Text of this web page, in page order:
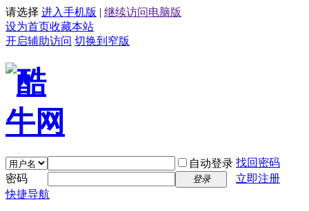
请选择 进入手机版 | 继续访问电脑版
设为首页收藏本站
开启辅助访问 切换到窄版
自动登录 找回密码
密码
登录
立即注册
快捷导航